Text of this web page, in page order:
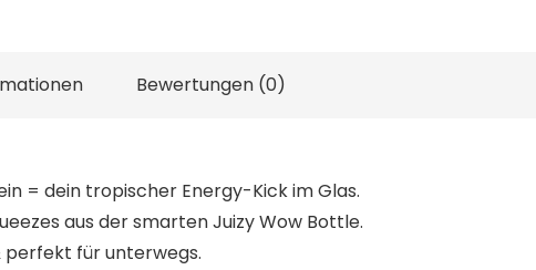
Bewertungen (0)
= dein tropischer Energy-Kick im Glas.
aus der smarten Juizy Wow Bottle.
perfekt für unterwegs.